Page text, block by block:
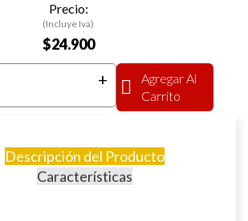
Precio:
(Incluye Iva)
$24.900
+
Agregar Al
Carrito
Descripción del Producto
Características